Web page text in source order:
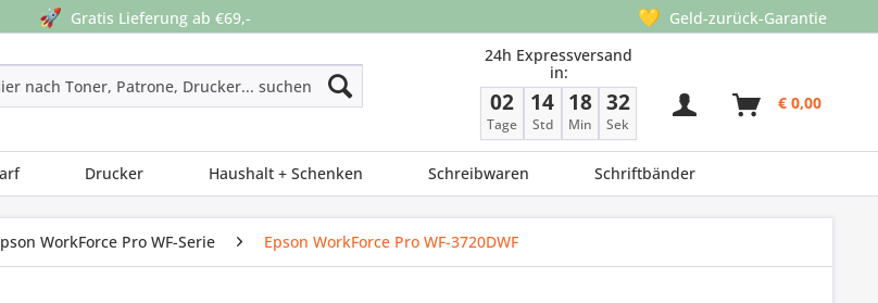
🚀 Gratis Lieferung ab €69,- 💛 Geld-zurück-Garantie
24h Expressversand
in:
02
Tage
14
Std
18
Min
31
Sek
€ 0,00
Drucker Haushalt + Schenken Schreibwaren Schriftbänder
WorkForce Pro WF-Serie Epson WorkForce Pro WF-3720DWF